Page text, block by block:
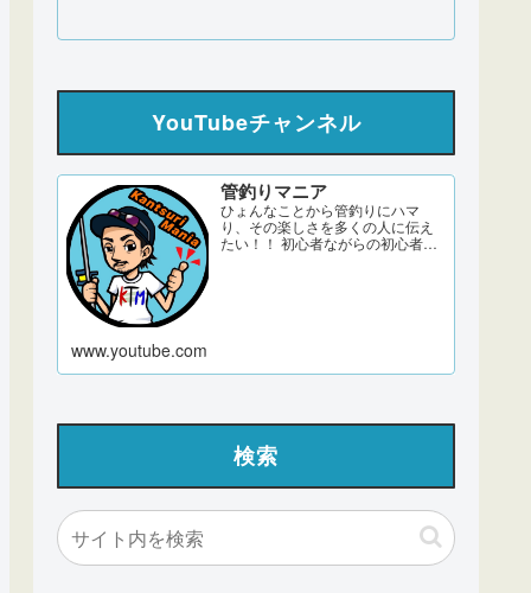
YouTubeチャンネル
管釣りマニア
ひょんなことから管釣りにハマ
り、その楽しさを多くの人に伝え
たい！！ 初心者ながらの初心者目
www.youtube.com
検索